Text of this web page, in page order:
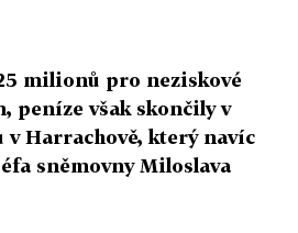
milionů pro neziskové
peníze však skončily v
v Harrachově, který navíc
sněmovny Miloslava